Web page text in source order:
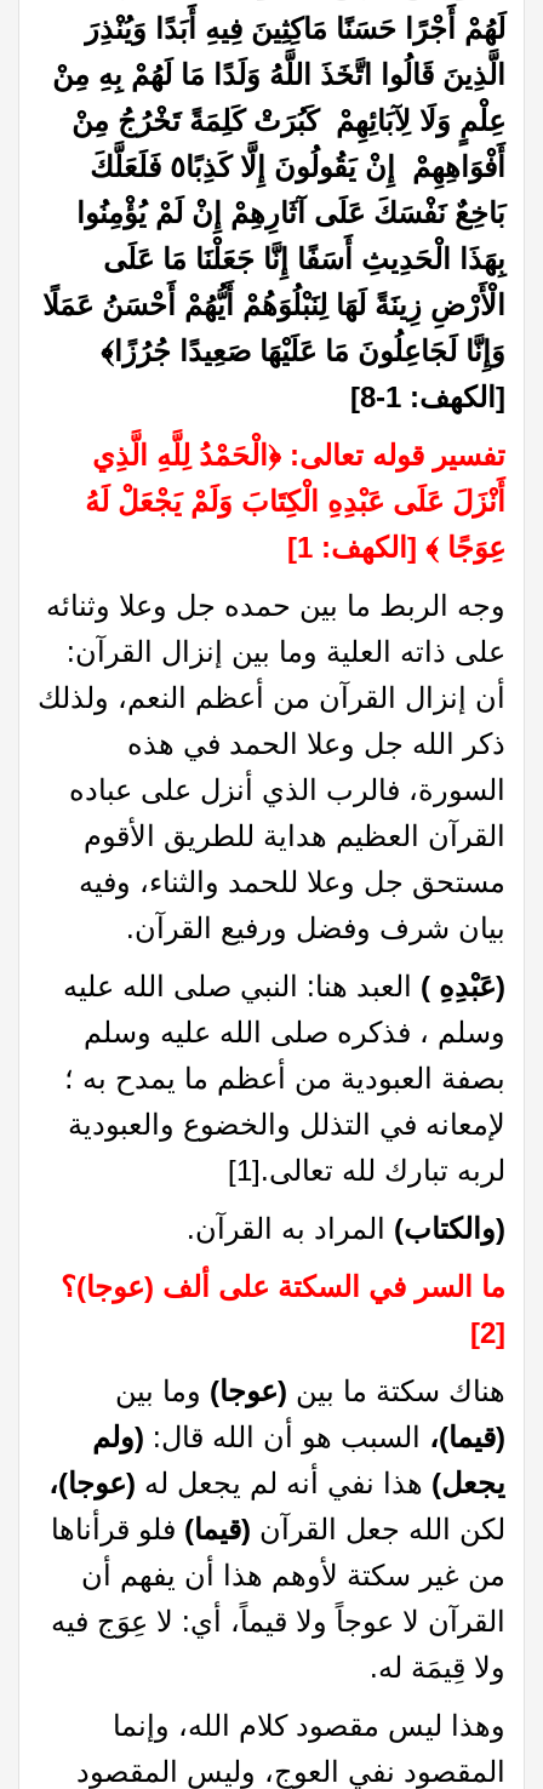
لَهُمْ أَجْرًا حَسَنًا مَاكِثِينَ فِيهِ أَبَدًا وَيُنْذِرَ
الَّذِينَ قَالُوا اتَّخَذَ اللَّهُ وَلَدًا مَا لَهُمْ بِهِ مِنْ
عِلْمٍ وَلَا لِآبَائِهِمْ كَبُرَتْ كَلِمَةً تَخْرُجُ مِنْ
أَفْوَاهِهِمْ إِنْ يَقُولُونَ إِلَّا كَذِبًا٥ فَلَعَلَّكَ
بَاخِعٌ نَفْسَكَ عَلَى آثَارِهِمْ إِنْ لَمْ يُؤْمِنُوا
بِهَذَا الْحَدِيثِ أَسَفًا إِنَّا جَعَلْنَا مَا عَلَى
الْأَرْضِ زِينَةً لَهَا لِنَبْلُوَهُمْ أَيُّهُمْ أَحْسَنُ عَمَلًا
وَإِنَّا لَجَاعِلُونَ مَا عَلَيْهَا صَعِيدًا جُرُزًا ﴾
[الكهف: 1-8]
تفسير قوله تعالى: ﴿ الْحَمْدُ لِلَّهِ الَّذِي
أَنْزَلَ عَلَى عَبْدِهِ الْكِتَابَ وَلَمْ يَجْعَلْ لَهُ
عِوَجًا ﴾ [الكهف: 1]
وجه الربط ما بين حمده جل وعلا وثنائه
على ذاته العلية وما بين إنزال القرآن:
أن إنزال القرآن من أعظم النعم، ولذلك
ذكر الله جل وعلا الحمد في هذه
السورة، فالرب الذي أنزل على عباده
القرآن العظيم هداية للطريق الأقوم
مستحق جل وعلا للحمد والثناء، وفيه
بيان شرف وفضل ورفيع القرآن.
(عَبْدِهِ ) العبد هنا: النبي صلى الله عليه
وسلم ، فذكره صلى الله عليه وسلم
بصفة العبودية من أعظم ما يمدح به ؛
لإمعانه في التذلل والخضوع والعبودية
لربه تبارك لله تعالى.[1]
(والكتاب) المراد به القرآن.
ما السر في السكتة على ألف (عوجا)؟
[2]
هناك سكتة ما بين (عوجا) وما بين
(قيما)، السبب هو أن الله قال: (ولم
يجعل) هذا نفي أنه لم يجعل له (عوجا)،
لكن الله جعل القرآن (قيما) فلو قرأناها
من غير سكتة لأوهم هذا أن يفهم أن
القرآن لا عوجاً ولا قيماً، أي: لا عِوَج فيه
ولا قِيمَة له.
وهذا ليس مقصود كلام الله، وإنما
المقصود نفي العوج، وليس المقصود